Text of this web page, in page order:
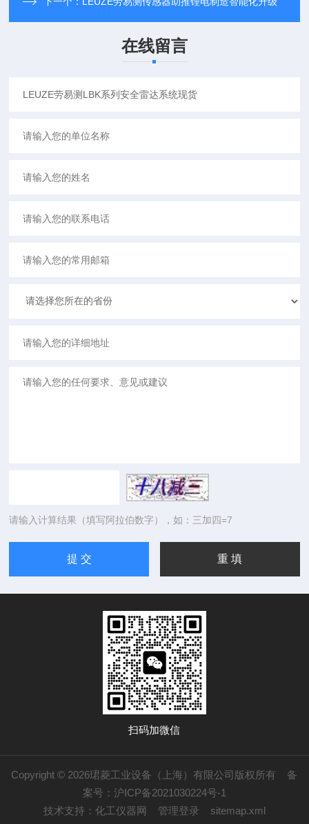
在线留言
请输入计算结果（填写阿拉伯数字），如：三加四=7
扫码加微信
Copyright © 2026珺菱工业设备（上海）有限公司版权所有 备
案号：沪ICP备2021030224号-1
技术支持： 化工仪器网 管理登录 sitemap.xml